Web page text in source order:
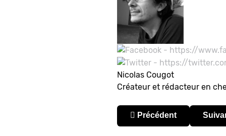
Nicolas Cougot
Créateur et rédacteur en
Article précédent :
Précédent